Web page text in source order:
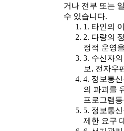
거나 전부 또는
수 있습니다.
1. 타인의
2. 다량의
정적 운영
3. 수신자
보, 전자우
4. 정보통
의 파괴를
프로그램
5. 정보통
제한 요구